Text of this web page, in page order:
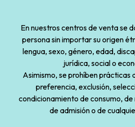
En nuestros centros de venta se
persona sin importar su origen
lengua, sexo, género, edad,
jurídica, social o
Asimismo, se prohíben prácticas
preferencia, exclusión,
condicionamiento de consumo,
de admisión o de